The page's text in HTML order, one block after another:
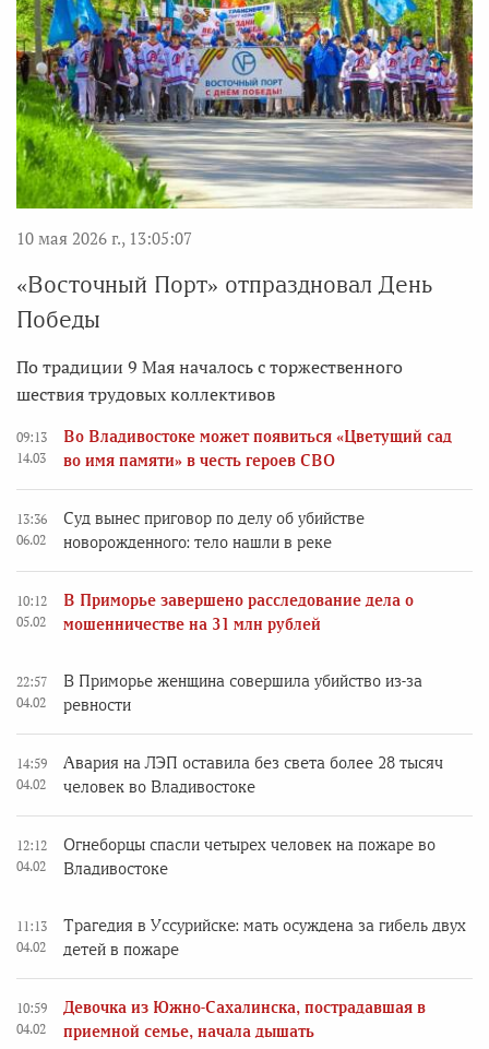
10 мая 2026 г., 13:05:07
«Восточный Порт» отпраздновал День
Победы
По традиции 9 Мая началось с торжественного
шествия трудовых коллективов
09:13
14.03
Во Владивостоке может появиться «Цветущий сад
во имя памяти» в честь героев СВО
13:36
06.02
Суд вынес приговор по делу об убийстве
новорожденного: тело нашли в реке
10:12
05.02
В Приморье завершено расследование дела о
мошенничестве на 31 млн рублей
22:57
04.02
В Приморье женщина совершила убийство из-за
ревности
14:59
04.02
Авария на ЛЭП оставила без света более 28 тысяч
человек во Владивостоке
12:12
04.02
Огнеборцы спасли четырех человек на пожаре во
Владивостоке
11:13
04.02
Трагедия в Уссурийске: мать осуждена за гибель двух
детей в пожаре
10:59
04.02
Девочка из Южно-Сахалинска, пострадавшая в
приемной семье, начала дышать